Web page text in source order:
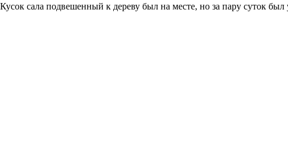
Кусок сала подвешенный к дереву был на месте, но за пару суток